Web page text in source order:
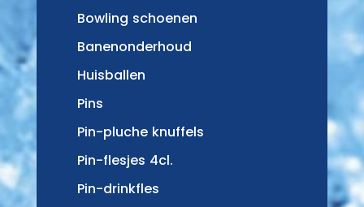
Bowling schoenen
Banenonderhoud
Huisballen
Pins
Pin-pluche knuffels
Pin-flesjes 4cl.
Pin-drinkfles